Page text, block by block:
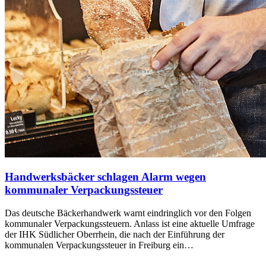
Handwerksbäcker schlagen Alarm wegen
kommunaler Verpackungssteuer
Das deutsche Bäckerhandwerk warnt eindringlich vor den Folgen
kommunaler Verpackungssteuern. Anlass ist eine aktuelle Umfrage
der IHK Südlicher Oberrhein, die nach der Einführung der
kommunalen Verpackungssteuer in Freiburg ein…